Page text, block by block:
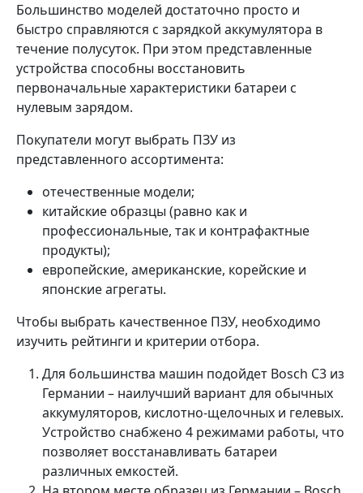
Большинство моделей достаточно просто и
быстро справляются с зарядкой аккумулятора в
течение полусуток. При этом представленные
устройства способны восстановить
первоначальные характеристики батареи с
нулевым зарядом.
Покупатели могут выбрать ПЗУ из
представленного ассортимента:
отечественные модели;
китайские образцы (равно как и
профессиональные, так и контрафактные
продукты);
европейские, американские, корейские и
японские агрегаты.
Чтобы выбрать качественное ПЗУ, необходимо
изучить рейтинги и критерии отбора.
Для большинства машин подойдет Bosch C3 из
Германии – наилучший вариант для обычных
аккумуляторов, кислотно-щелочных и гелевых.
Устройство снабжено 4 режимами работы, что
позволяет восстанавливать батареи
различных емкостей.